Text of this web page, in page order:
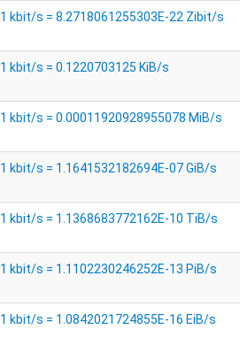
1 kbit/s = 8.2718061255303E-22 Zibit/s
1 kbit/s = 0.1220703125 KiB/s
1 kbit/s = 0.00011920928955078 MiB/s
1 kbit/s = 1.1641532182694E-07 GiB/s
1 kbit/s = 1.1368683772162E-10 TiB/s
1 kbit/s = 1.1102230246252E-13 PiB/s
1 kbit/s = 1.0842021724855E-16 EiB/s